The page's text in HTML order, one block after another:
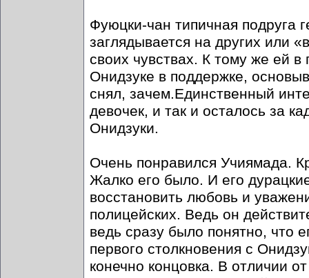
Фуюцки-чан типичная подруга
заглядывается на других или
своих чувствах. К тому же ей
Онидзуке в поддержке,
снял, зачем.Единственный
девочек, и так и осталось за
Онидзуки.
Очень понравился Учиямада.
Жалко его было. И его
восстановить любовь и
полицейских. Ведь он
ведь сразу было понятно, что
первого столкновения с
конечно концовка. В отличии